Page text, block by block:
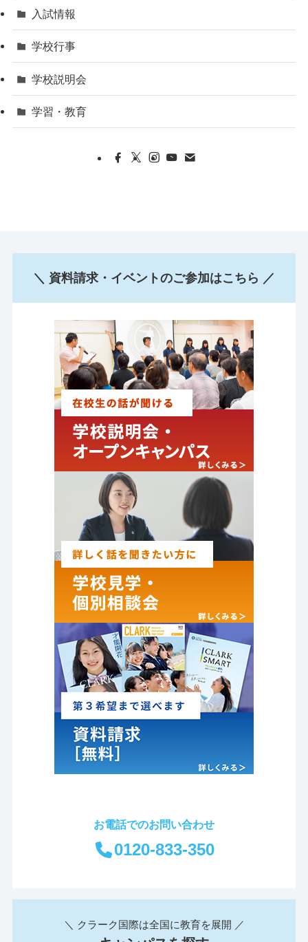
入試情報
学校行事
学校説明会
学習・教育
＼ 資料請求・イベントのご参加はこちら ／
お電話でのお問い合わせ
0120-833-350
＼ クラーク国際は全国に教育を展開 ／